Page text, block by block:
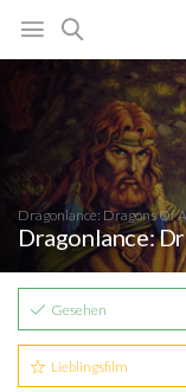
Dragonlance: Dragons Of
Dragonlance:
Gesehen
Lieblingsfilm